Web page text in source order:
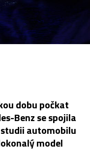
dobu počkat
Benz se spojila
automobilu
model